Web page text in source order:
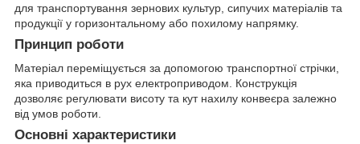
для транспортування зернових культур, сипучих матеріалів та
продукції у горизонтальному або похилому напрямку.
Принцип роботи
Матеріал переміщується за допомогою транспортної стрічки,
яка приводиться в рух електроприводом. Конструкція
дозволяє регулювати висоту та кут нахилу конвеєра залежно
від умов роботи.
Основні характеристики